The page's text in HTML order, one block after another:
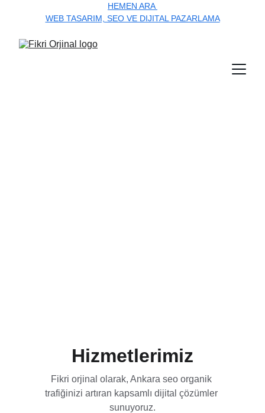
HEMEN ARA
WEB TASARIM, SEO VE DIJITAL PAZARLAMA
Hizmetlerimiz
Fikri orjinal olarak, Ankara seo organik
trafiğinizi artıran kapsamlı dijital çözümler
sunuyoruz.